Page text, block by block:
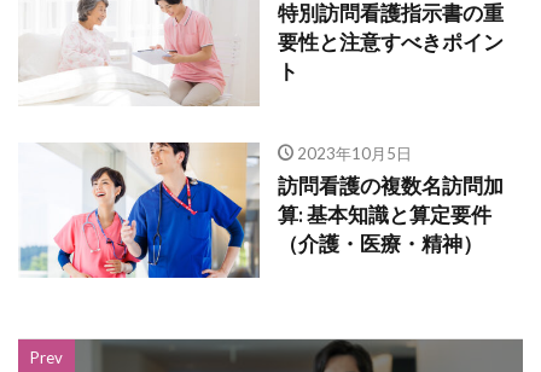
特別訪問看護指示書の重
要性と注意すべきポイン
ト
2023年10月5日
訪問看護の複数名訪問加
算: 基本知識と算定要件
（介護・医療・精神）
Prev